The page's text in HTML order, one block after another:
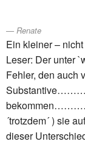
Renate
Ein kleiner –
Leser: Der unter
Fehler, den auch
Substantive………
´trotzdem´ ) sie
dieser